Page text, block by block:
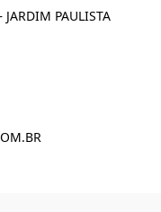
PAULISTA